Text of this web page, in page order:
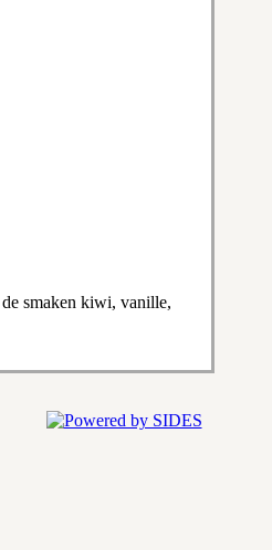
smaken kiwi, vanille,